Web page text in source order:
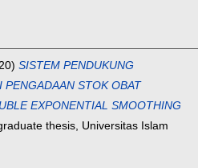
SISTEM PENDUKUNG
PENGADAAN STOK OBAT
EXPONENTIAL SMOOTHING
thesis, Universitas Islam